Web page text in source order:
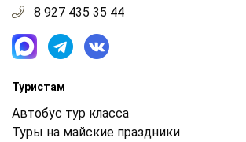
8 927 435 35 44
Туристам
Автобус тур класса
Туры на майские праздники